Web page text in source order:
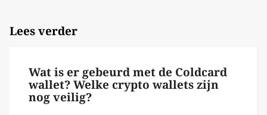
Lees verder
Wat is er gebeurd met de Coldcard
wallet? Welke crypto wallets zijn
nog veilig?